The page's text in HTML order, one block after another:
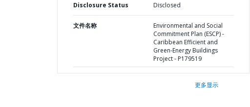
Disclosure Status Disclosed
文件名称
Environmental and Social
Commitment Plan (ESCP) -
Caribbean Efficient and
Green-Energy Buildings
Project - P179519
更多显示